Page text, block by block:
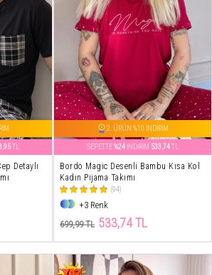
TL
Detaylı
2. ÜRÜN %10 İNDİRİM
SEPETTE%24 İNDİRİM 533,74TL
Bordo Magic Desenli Bambu Kısa Kol
Kadın Pijama Takımı
(94)
+3 Renk
699,99 TL 533,74 TL